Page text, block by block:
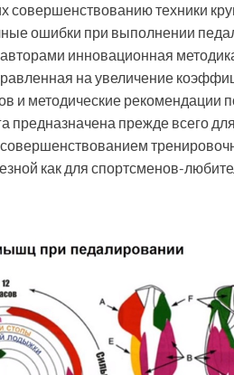
совершенствованию техники
ошибки при выполнении
инновационная
на увеличение
и методические рекомендации
предназначена прежде всего
как для спортсменов-